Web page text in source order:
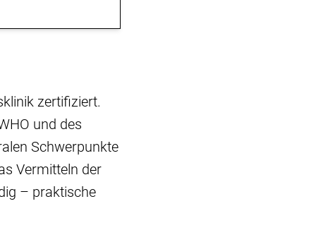
zertifiziert.
und des
Schwerpunkte
Vermitteln der
– praktische